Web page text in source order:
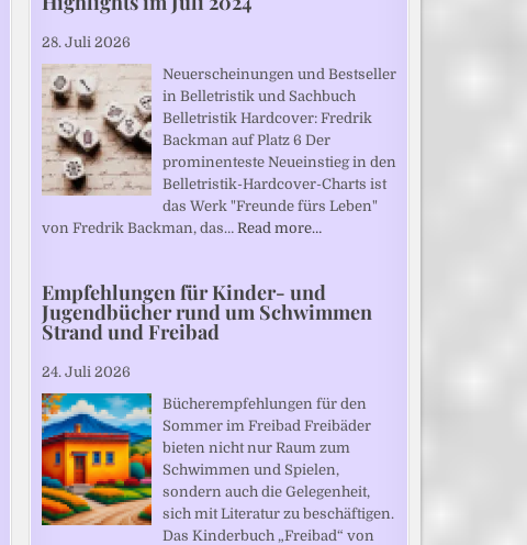
28. Juli 2026
Neuerscheinungen und Bestseller
in Belletristik und Sachbuch
Belletristik Hardcover: Fredrik
Backman auf Platz 6 Der
prominenteste Neueinstieg in den
Belletristik-Hardcover-Charts ist
das Werk "Freunde fürs Leben"
von Fredrik Backman, das… Read more…
Empfehlungen für Kinder- und
Jugendbücher rund um Schwimmen
Strand und Freibad
24. Juli 2026
Bücherempfehlungen für den
Sommer im Freibad Freibäder
bieten nicht nur Raum zum
Schwimmen und Spielen,
sondern auch die Gelegenheit,
sich mit Literatur zu beschäftigen.
Das Kinderbuch „Freibad“ von